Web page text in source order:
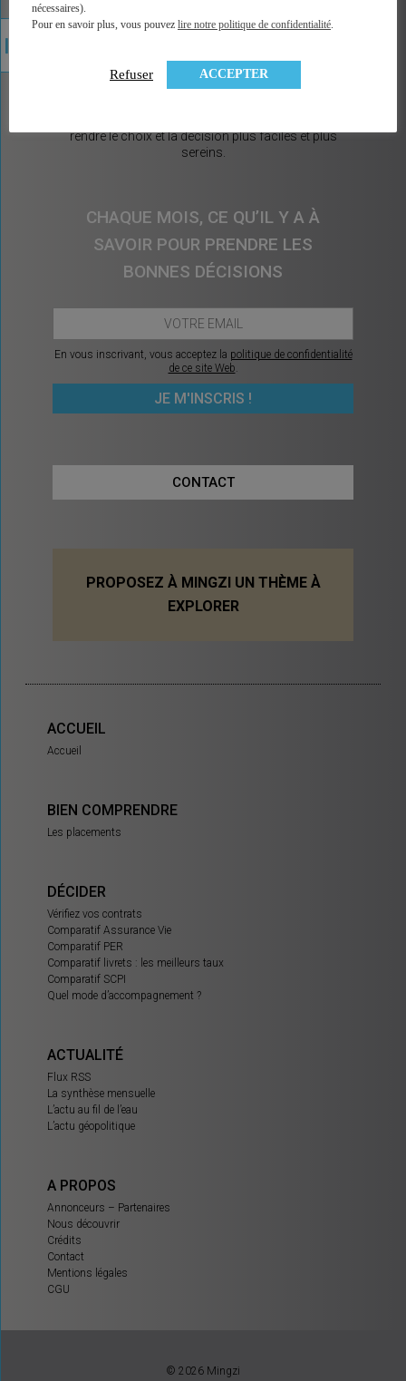
MINGZI vous explique tous les placements et pas
direct à la bonne information, à une analyse factuelle
de plus de 350 contrats du marché, et sans arrière
rendre le choix et la décision plus faciles et plus
sereins.
CHAQUE MOIS, CE QU’IL Y A À
SAVOIR POUR PRENDRE LES
BONNES DÉCISIONS
En vous inscrivant, vous acceptez la politique de confidentialité
de ce site Web.
CONTACT
PROPOSEZ À MINGZI UN THÈME À
EXPLORER
ACCUEIL
Accueil
BIEN COMPRENDRE
Les placements
DÉCIDER
Vérifiez vos contrats
Comparatif Assurance Vie
Comparatif PER
Comparatif livrets : les meilleurs taux
Comparatif SCPI
Quel mode d’accompagnement ?
ACTUALITÉ
Flux RSS
La synthèse mensuelle
L’actu au fil de l’eau
L’actu géopolitique
A PROPOS
Annonceurs – Partenaires
Nous découvrir
Crédits
Contact
Mentions légales
CGU
© 2026 Mingzi
nécessaires).
Pour en savoir plus, vous pouvez lire notre politique de confidentialité
Refuser ACCEPTER